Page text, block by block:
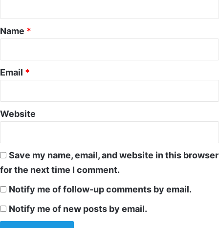
*
Name *
Email *
Website
Save my name, email, and website in this browser
for the next time I comment.
Notify me of follow-up comments by email.
Notify me of new posts by email.